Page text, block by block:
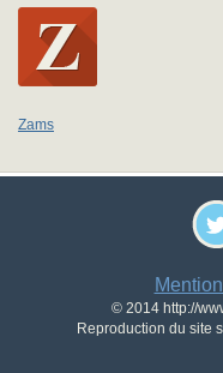
Zams
© 2014 http://
Reproduction du site